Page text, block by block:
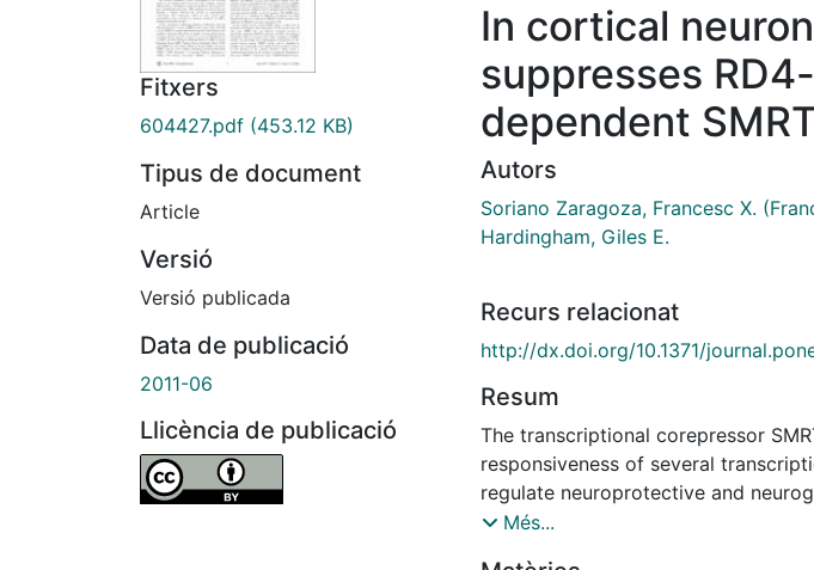
Fitxers
604427.pdf (453.12 KB)
Tipus de document
Article
Versió
Versió publicada
Data de publicació
2011-06
Llicència de publicació
In cortical
suppresses RD4-
dependent
Autors
Soriano Zaragoza, Francesc X.
Hardingham, Giles E.
Recurs relacionat
http://dx.doi.org/10.1371/
Resum
The transcriptional corepressor
responsiveness of several
regulate neuroprotective and
is a multi-domain protein that
Més...